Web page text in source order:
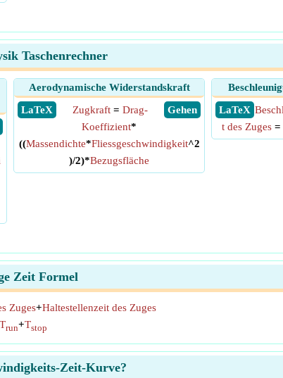
Taschenrechner
Aerodynamische Widerstandskraft
​ LaTeX
​ Gehen
Zugkraft = Drag-
Koeffizient*
((Massendichte*Fliessgeschwindigkeit^2
)/2)*Bezugsfläche
​ LaTeX
t des Zuges=
Zeit Formel
Zuges+Haltestellenzeit des Zuges
Trun+Tstop
Zeit-Kurve?